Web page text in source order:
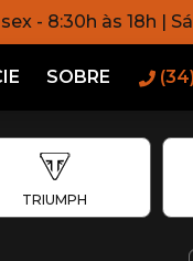
- 8:30h às 18h |
SOBRE
TRIUMPH